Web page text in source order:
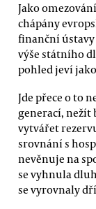
Jako
chápány
finanční
výše státního
pohled jeví
Jde přece o to
generací, nežít
vytvářet
srovnání s
nevěnuje na
se vyhnula
se vyrovnaly